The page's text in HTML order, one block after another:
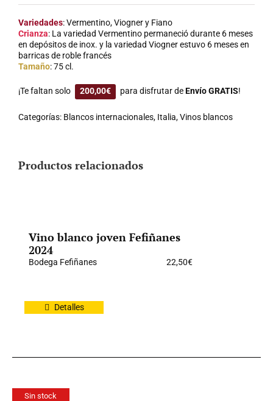
Variedades: Vermentino, Viogner y Fiano
Crianza: La variedad Vermentino permaneció durante 6 meses
en depósitos de inox. y la variedad Viogner estuvo 6 meses en
barricas de roble francés
Tamaño: 75 cl.
¡Te faltan solo 200,00€ para disfrutar deEnvío GRATIS!
Categorías: Blancos internacionales, Italia,Vinos blancos
Productos relacionados
Vino blanco joven Fefiñanes
2024
Bodega Fefiñanes 22,50€
Detalles
Sin stock